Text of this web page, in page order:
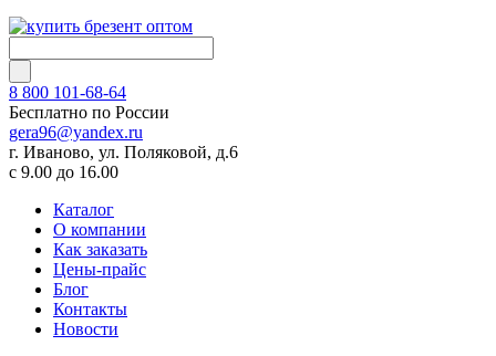
8 800 101-68-64
Бесплатно по России
gera96@yandex.ru
г. Иваново, ул. Поляковой, д.6
с 9.00 до 16.00
Каталог
О компании
Как заказать
Цены-прайс
Блог
Контакты
Новости